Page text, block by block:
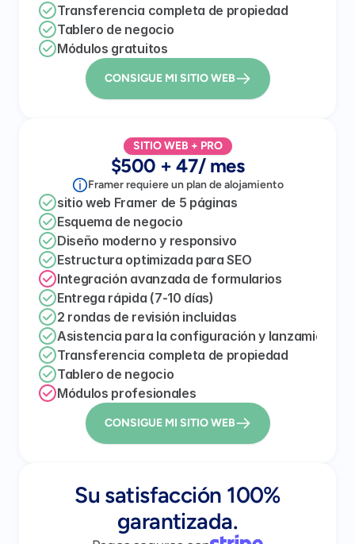
Transferencia completa de propiedad
Tablero de negocio
Módulos gratuitos
CONSIGUE MI SITIO WEB
SITIO WEB + PRO
$500 + 47/ mes
Framer requiere un plan de alojamiento
sitio web Framer de 5 páginas
Esquema de negocio
Diseño moderno y responsivo
Estructura optimizada para SEO
Integración avanzada de formularios
Entrega rápida (7-10 días)
2 rondas de revisión incluidas
Asistencia para la configuración y lanzamiento
Transferencia completa de propiedad
Tablero de negocio
Módulos profesionales
CONSIGUE MI SITIO WEB
Su satisfacción 100%
garantizada.